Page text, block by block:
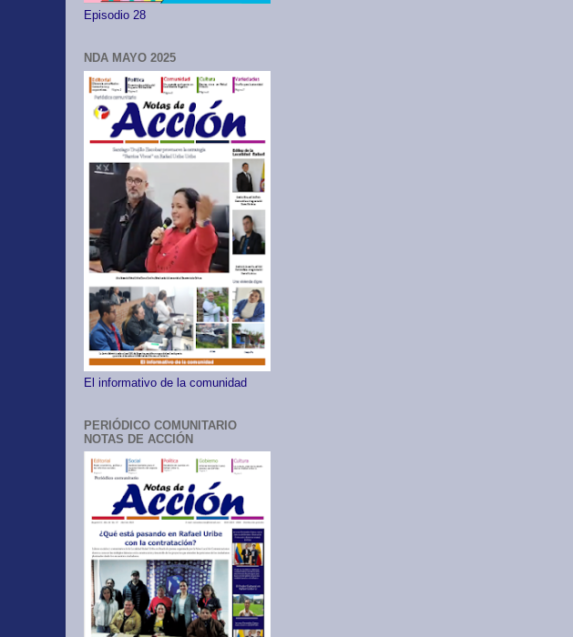
Episodio 28
NDA MAYO 2025
El informativo de la comunidad
PERIÓDICO COMUNITARIO
NOTAS DE ACCIÓN